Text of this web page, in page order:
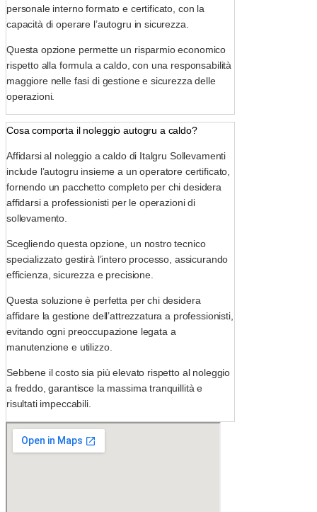
personale interno formato e certificato, con la
capacità di operare l’autogru in sicurezza.
Questa opzione permette un risparmio economico
rispetto alla formula a caldo, con una responsabilità
maggiore nelle fasi di gestione e sicurezza delle
operazioni.
Cosa comporta il noleggio autogru a caldo?
Affidarsi al noleggio a caldo di Italgru Sollevamenti
include l’autogru insieme a un operatore certificato,
fornendo un pacchetto completo per chi desidera
affidarsi a professionisti per le operazioni di
sollevamento.
Scegliendo questa opzione, un nostro tecnico
specializzato gestirà l’intero processo, assicurando
efficienza, sicurezza e precisione.
Questa soluzione è perfetta per chi desidera
affidare la gestione dell’attrezzatura a professionisti,
evitando ogni preoccupazione legata a
manutenzione e utilizzo.
Sebbene il costo sia più elevato rispetto al noleggio
a freddo, garantisce la massima tranquillità e
risultati impeccabili.